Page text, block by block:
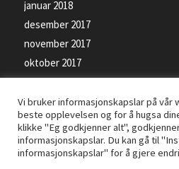
januar 2018
desember 2017
november 2017
oktober 2017
september 2017
Vi bruker informasjonskapslar på vår
beste opplevelsen og for å hugsa
klikke "Eg godkjenner alt",
informasjonskapslar. Du kan gå til
informasjonskapslar" for å gjere